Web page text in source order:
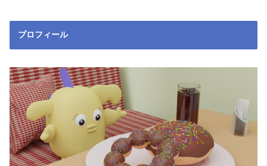
プロフィール